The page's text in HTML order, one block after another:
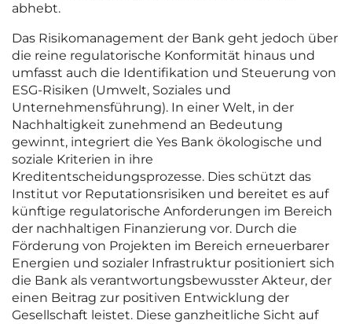
abhebt.
Das Risikomanagement der Bank geht jedoch über
die reine regulatorische Konformität hinaus und
umfasst auch die Identifikation und Steuerung von
ESG-Risiken (Umwelt, Soziales und
Unternehmensführung). In einer Welt, in der
Nachhaltigkeit zunehmend an Bedeutung
gewinnt, integriert die Yes Bank ökologische und
soziale Kriterien in ihre
Kreditentscheidungsprozesse. Dies schützt das
Institut vor Reputationsrisiken und bereitet es auf
künftige regulatorische Anforderungen im Bereich
der nachhaltigen Finanzierung vor. Durch die
Förderung von Projekten im Bereich erneuerbarer
Energien und sozialer Infrastruktur positioniert sich
die Bank als verantwortungsbewusster Akteur, der
einen Beitrag zur positiven Entwicklung der
Gesellschaft leistet. Diese ganzheitliche Sicht auf